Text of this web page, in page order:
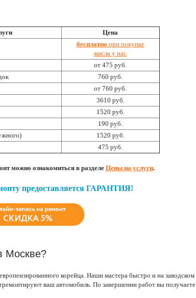
Цена
бесплатно при покупке
масла у нас
от 475 руб.
760 руб.
от 760 руб.
3610 руб.
1520 руб.
190 руб.
1520 руб.
475 руб.
можно ознакомиться в разделеЦены на услуги.
предоставляется ГАРАНТИЯ!
Москве?
корейца. Наши мастера быстро и на заводском
ваш автомобиль. По завершении работ вы получаете